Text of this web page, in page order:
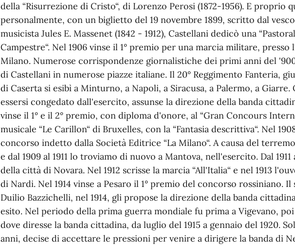
della “Risurrezione di Cristo“, di Lorenzo Perosi (1872-1956). E proprio
personalmente, con un biglietto del 19 novembre 1899, scritto dal
musicista Jules E. Massenet (1842 - 1912), Castellani dedicò una
Campestre“. Nel 1906 vinse il 1° premio per una marcia militare,
Milano. Numerose corrispondenze giornalistiche dei primi anni del
di Castellani in numerose piazze italiane. Il 20° Reggimento Fanteria,
di Caserta si esibì a Minturno, a Napoli, a Siracusa, a Palermo, a Giarre.
essersi congedato dall'esercito, assunse la direzione della banda
vinse il 1° e il 2° premio, con diploma d'onore, al “Gran Concours
musicale “Le Carillon“ di Bruxelles, con la “Fantasia descrittiva“. Nel
concorso indetto dalla Società Editrice “La Milano“. A causa del
e dal 1909 al 1911 lo troviamo di nuovo a Mantova, nell'esercito. Dal 1911
della città di Novara. Nel 1912 scrisse la marcia “All'Italia“ e nel 1913
di Nardi. Nel 1914 vinse a Pesaro il 1° premio del concorso rossiniano.
Duilio Bazzichelli, nel 1914, gli propose la direzione della banda
esito. Nel periodo della prima guerra mondiale fu prima a Vigevano, poi
dove diresse la banda cittadina, da luglio del 1915 a gennaio del 1920.
anni, decise di accettare le pressioni per venire a dirigere la banda di